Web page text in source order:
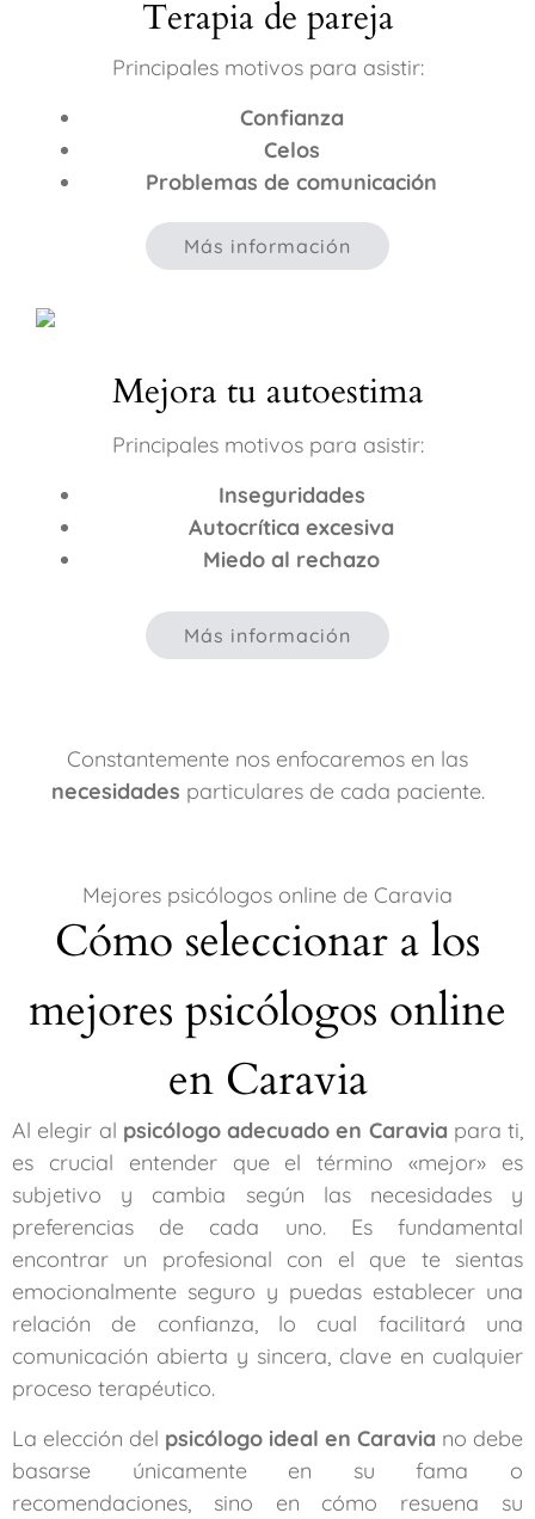
Terapia de pareja
Principales motivos para asistir:
Confianza
Celos
Problemas de comunicación
Más información
Mejora tu autoestima
Principales motivos para asistir:
Inseguridades
Autocrítica excesiva
Miedo al rechazo
Más información
Constantemente nos enfocaremos en las
necesidades particulares de cada paciente.
Mejores psicólogos online de Caravia
Cómo seleccionar a los
mejores psicólogos online
en Caravia
Al elegir al psicólogo adecuado en Caravia para ti,
es crucial entender que el término «mejor» es
subjetivo y cambia según las necesidades y
preferencias de cada uno. Es fundamental
encontrar un profesional con el que te sientas
emocionalmente seguro y puedas establecer una
relación de confianza, lo cual facilitará una
comunicación abierta y sincera, clave en cualquier
proceso terapéutico.
La elección del psicólogo ideal en Caravia no debe
basarse únicamente en su fama o
recomendaciones, sino en cómo resuena su